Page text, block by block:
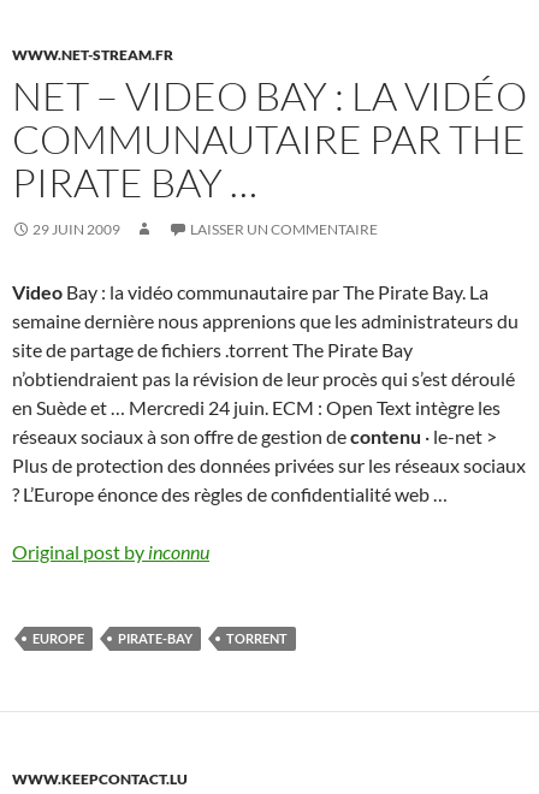
WWW.NET-STREAM.FR
NET – VIDEO BAY : LA VIDÉO
COMMUNAUTAIRE PAR THE
PIRATE BAY …
29 JUIN 2009 LAISSER UN COMMENTAIRE
Video Bay : la vidéo communautaire par The Pirate Bay. La
semaine dernière nous apprenions que les administrateurs du
site de partage de fichiers .torrent The Pirate Bay
n’obtiendraient pas la révision de leur procès qui s’est déroulé
en Suède et … Mercredi 24 juin. ECM : Open Text intègre les
réseaux sociaux à son offre de gestion decontenu · le-net >
Plus de protection des données privées sur les réseaux sociaux
? L’Europe énonce des règles de confidentialité web …
Original post by inconnu
EUROPE PIRATE-BAY TORRENT
WWW.KEEPCONTACT.LU